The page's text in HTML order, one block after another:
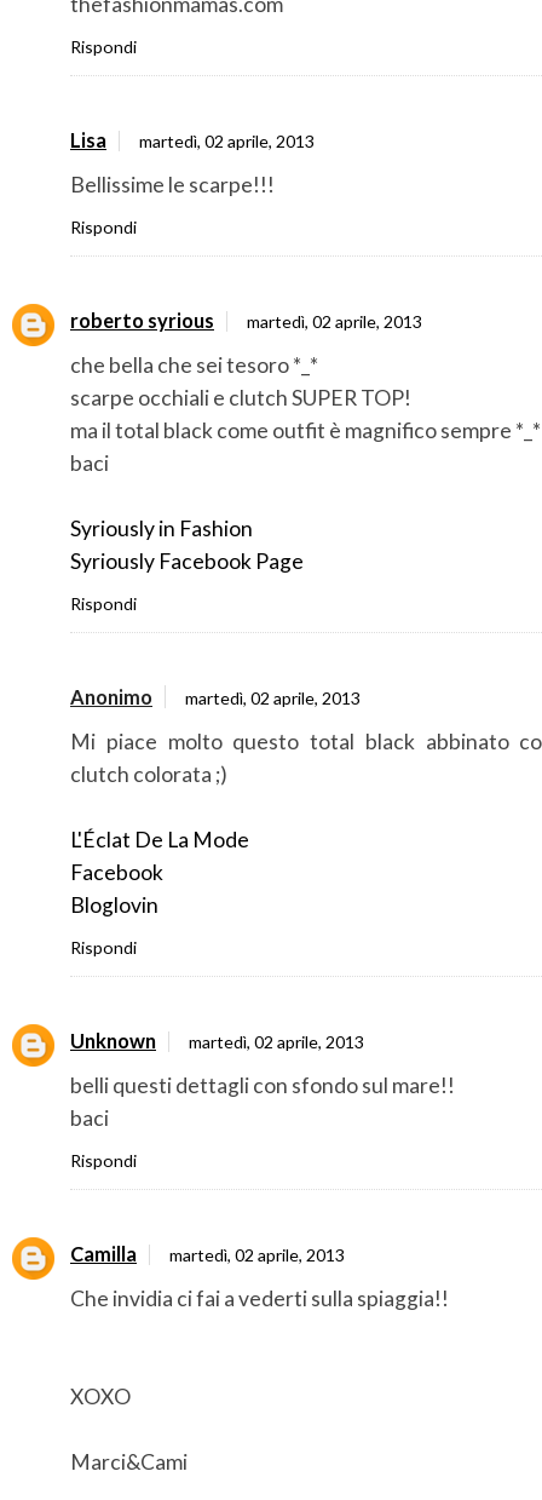
Rispondi
Lisa martedì, 02 aprile, 2013
Bellissime le scarpe!!!
Rispondi
roberto syrious martedì, 02 aprile, 2013
che bella che sei tesoro *_*
scarpe occhiali e clutch SUPER TOP!
ma il total black come outfit è magnifico sempre *_*
baci
Syriously in Fashion
Syriously Facebook Page
Rispondi
Anonimo martedì, 02 aprile, 2013
Mi piace molto questo total black abbinato
clutch colorata ;)
L'Éclat De La Mode
Facebook
Bloglovin
Rispondi
Unknown martedì, 02 aprile, 2013
belli questi dettagli con sfondo sul mare!!
baci
Rispondi
Camilla martedì, 02 aprile, 2013
Che invidia ci fai a vederti sulla spiaggia!!
XOXO
Marci&Cami